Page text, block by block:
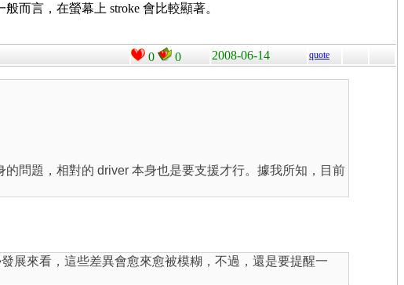
而言，在螢幕上 stroke 會比較顯著。
0 0 2008-06-14 quote
問題，相對的 driver 本身也是要支援才行。據我所知，目前
展來看，這些差異會愈來愈被模糊，不過，還是要提醒一